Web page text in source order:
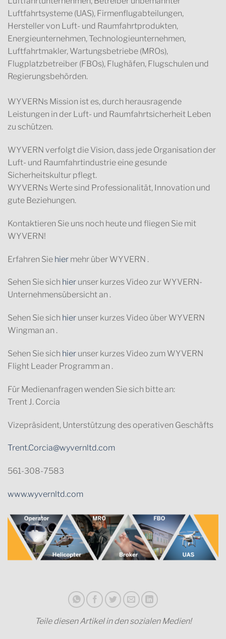
Luftfahrtsysteme (UAS), Firmenflugabteilungen,
Hersteller von Luft- und Raumfahrtprodukten,
Energieunternehmen, Technologieunternehmen,
Luftfahrtmakler, Wartungsbetriebe (MROs),
Flugplatzbetreiber (FBOs), Flughäfen, Flugschulen und
Regierungsbehörden.
WYVERNs Mission ist es, durch herausragende
Leistungen in der Luft- und Raumfahrtsicherheit Leben
zu schützen.
WYVERN verfolgt die Vision, dass jede Organisation der
Luft- und Raumfahrtindustrie eine gesunde
Sicherheitskultur pflegt.
WYVERNs Werte sind Professionalität, Innovation und
gute Beziehungen.
Kontaktieren Sie uns noch heute und fliegen Sie mit
WYVERN!
Erfahren Sie hier mehr über WYVERN .
Sehen Sie sich hier unser kurzes Video zur WYVERN-
Unternehmensübersicht an .
Sehen Sie sich hier unser kurzes Video über WYVERN
Wingman an .
Sehen Sie sich hier unser kurzes Video zum WYVERN
Flight Leader Programm an .
Für Medienanfragen wenden Sie sich bitte an:
Trent J. Corcia
Vizepräsident, Unterstützung des operativen Geschäfts
Trent.Corcia@wyvernltd.com
561-308-7583
www.wyvernltd.com
Teile diesen Artikel in den sozialen Medien!